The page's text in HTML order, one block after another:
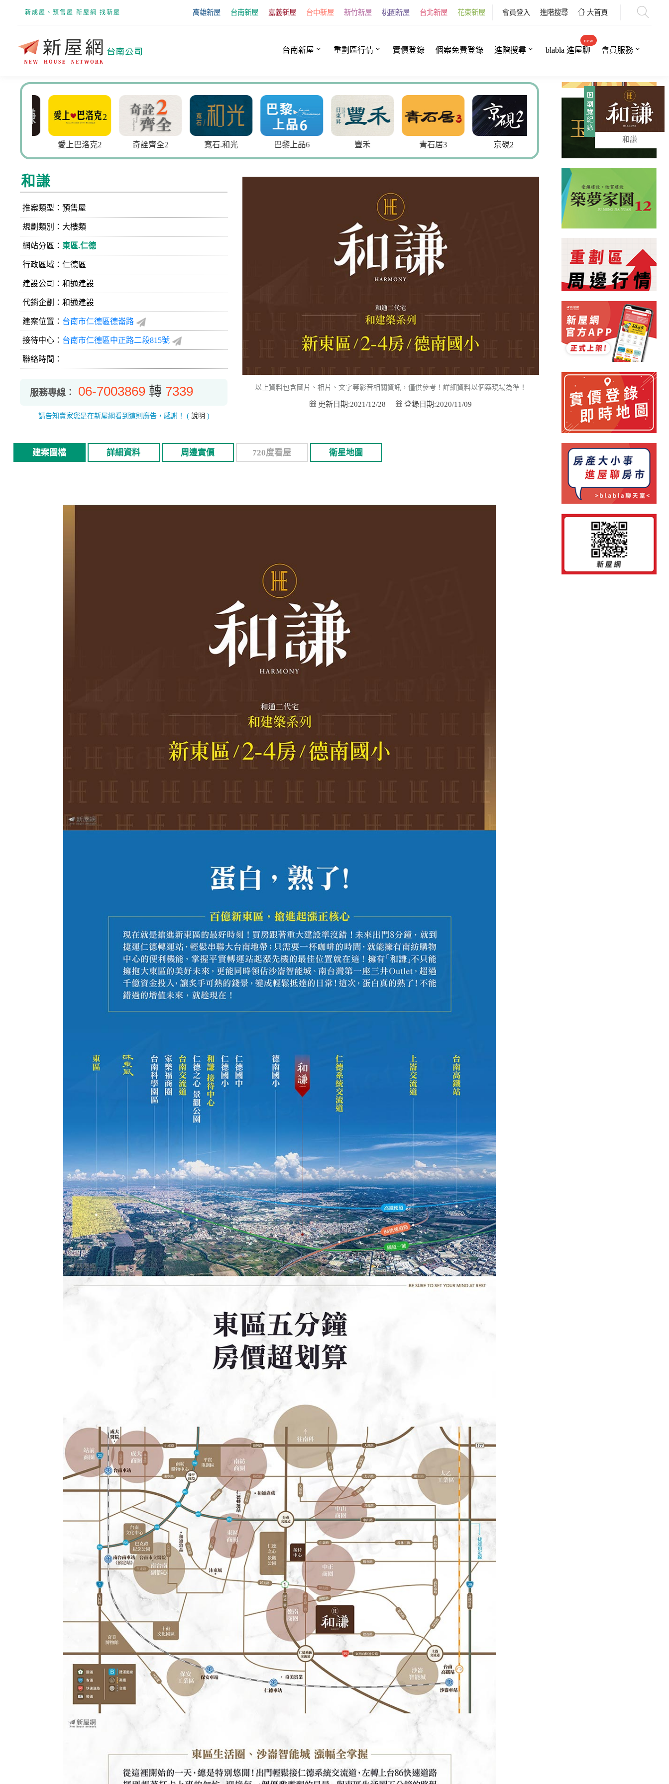
和謙
新成屋、預售屋 新屋網 找新屋 高雄新屋 台南新屋 嘉義新屋 台中新屋 新竹新屋 桃園新屋 台北新屋 花東新屋 會員登入 進階搜尋 大首頁
台南新屋 重劃區行情 實價登錄 個案免費登錄 進階搜尋 blabla 進屋聊
new
會員服務
愛上巴洛克2 奇詮齊全2 寬石.和光 巴黎上品6 豐禾 青石居3 京硯2 小時光9
和謙
推案類型：預售屋
規劃類別：大樓類
網站分區： 東區.仁德
行政區域：仁德區
建設公司： 和通建設
代銷企劃：和通建設
建案位置： 台南市仁德區德崙路
接待中心： 台南市仁德區中正路二段815號
聯絡時間：
服務專線： 06-7003869 轉 7339
請告知賣家您是在新屋網看到這則廣告，感謝！ ( 說明 )
以上資料包含圖片、相片、文字等影音相關資訊，僅供參考！詳細資料以個案現場為準！
更新日期:2021/12/28 登錄日期:2020/11/09
建案圖檔 詳細資料 周邊實價 720度看屋 衛星地圖